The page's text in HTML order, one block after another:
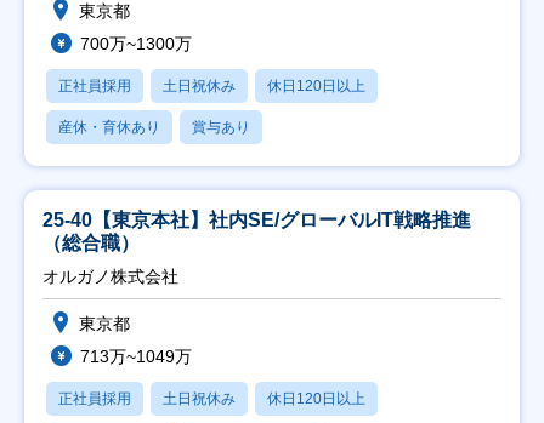
東京都
700万~1300万
正社員採用 土日祝休み 休日120日以上
産休・育休あり 賞与あり
25-40【東京本社】社内SE/グローバルIT戦略推進
（総合職）
オルガノ株式会社
東京都
713万~1049万
正社員採用 土日祝休み 休日120日以上